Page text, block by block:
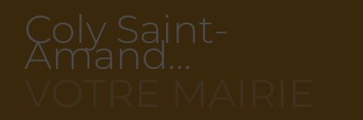
Coly Saint-
Amand…